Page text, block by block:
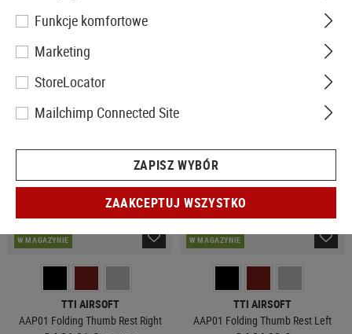
W MAGAZYNIE
TTI AIRSOFT
AAP01 Folding Thumb Rest Right
W MAGAZYNIE
TTI AIRSOFT
AAP01 Folding Thumb Rest Left
Funkcje komfortowe
Marketing
StoreLocator
Mailchimp Connected Site
ZAPISZ WYBÓR
ZAAKCEPTUJ WSZYSTKO